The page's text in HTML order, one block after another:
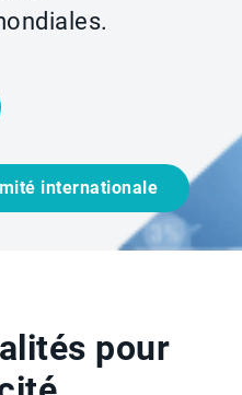
internationale
pour